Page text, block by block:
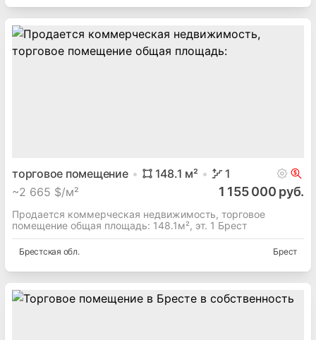
торговое помещение 148.1 м²
1
~2 665 $/м² 1 155 000 руб.
Продается коммерческая недвижимость, торговое
помещение общая площадь: 148.1м², эт. 1 Брест
Брестская обл. Брест